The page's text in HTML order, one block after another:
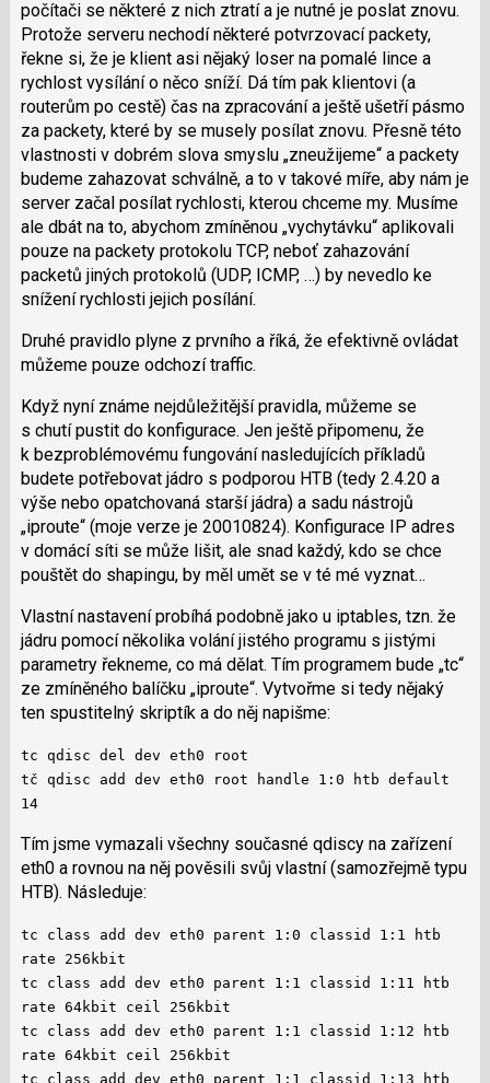
počítači se některé z nich ztratí a je nutné je poslat znovu.
Protože serveru nechodí některé potvrzovací packety,
řekne si, že je klient asi nějaký loser na pomalé lince a
rychlost vysílání o něco sníží. Dá tím pak klientovi (a
routerům po cestě) čas na zpracování a ještě ušetří pásmo
za packety, které by se musely posílat znovu. Přesně této
vlastnosti v dobrém slova smyslu „zneužijeme“ a packety
budeme zahazovat schválně, a to v takové míře, aby nám je
server začal posílat rychlosti, kterou chceme my. Musíme
ale dbát na to, abychom zmíněnou „vychytávku“ aplikovali
pouze na packety protokolu TCP, neboť zahazování
packetů jiných protokolů (UDP, ICMP, …) by nevedlo ke
snížení rychlosti jejich posílání.
Druhé pravidlo plyne z prvního a říká, že efektivně ovládat
můžeme pouze odchozí traffic.
Když nyní známe nejdůležitější pravidla, můžeme se
s chutí pustit do konfigurace. Jen ještě připomenu, že
k bezproblémovému fungování nasledujících příkladů
budete potřebovat jádro s podporou HTB (tedy 2.4.20 a
výše nebo opatchovaná starší jádra) a sadu nástrojů
„iproute“ (moje verze je 20010824). Konfigurace IP adres
v domácí síti se může lišit, ale snad každý, kdo se chce
pouštět do shapingu, by měl umět se v té mé vyznat…
Vlastní nastavení probíhá podobně jako u iptables, tzn. že
jádru pomocí několika volání jistého programu s jistými
parametry řekneme, co má dělat. Tím programem bude „tc“
ze zmíněného balíčku „iproute“. Vytvořme si tedy nějaký
ten spustitelný skriptík a do něj napišme:
tc qdisc del dev eth0 root
tč qdisc add dev eth0 root handle 1:0 htb default
14
Tím jsme vymazali všechny současné qdiscy na zařízení
eth0 a rovnou na něj pověsili svůj vlastní (samozřejmě typu
HTB). Následuje:
tc class add dev eth0 parent 1:0 classid 1:1 htb
rate 256kbit
tc class add dev eth0 parent 1:1 classid 1:11 htb
rate 64kbit ceil 256kbit
tc class add dev eth0 parent 1:1 classid 1:12 htb
rate 64kbit ceil 256kbit
tc class add dev eth0 parent 1:1 classid 1:13 htb